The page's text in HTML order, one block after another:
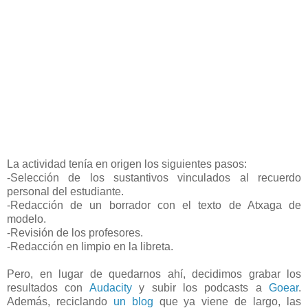
La actividad tenía en origen los siguientes pasos:
-Selección de los sustantivos vinculados al recuerdo
personal del estudiante.
-Redacción de un borrador con el texto de Atxaga de
modelo.
-Revisión de los profesores.
-Redacción en limpio en la libreta.
Pero, en lugar de quedarnos ahí, decidimos grabar los
resultados con Audacityy subir los podcasts a Goear.
Además, reciclando un blog que ya viene de largo, las